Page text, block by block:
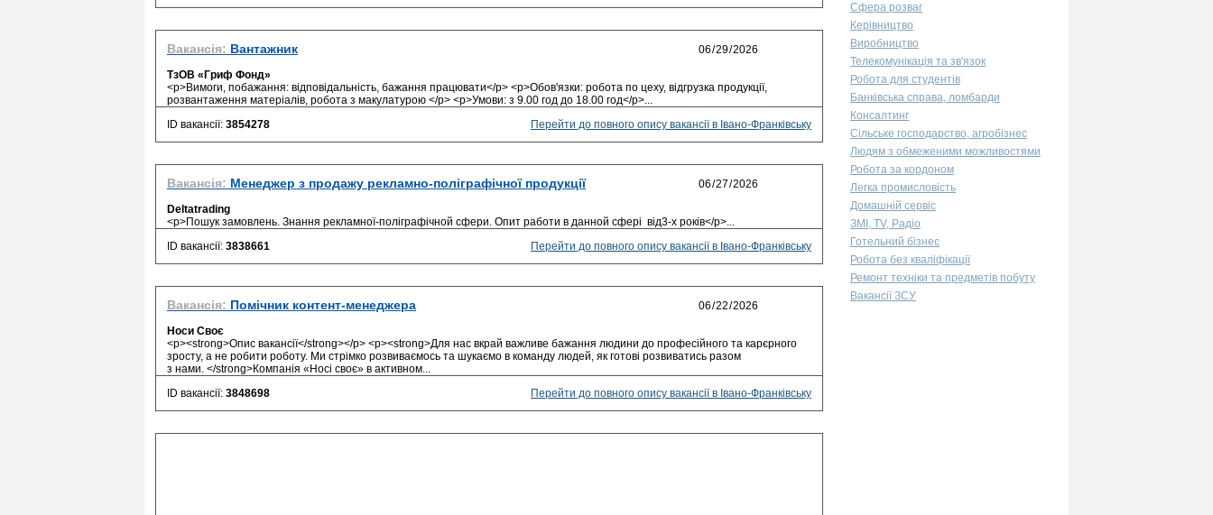
Вакансія: Вантажник
ТзОВ «Гриф Фонд»
<p>Вимоги, побажання: відповідальність, бажання працювати</p> <p>Обов'язки: робота по цеху, відгрузка продукції,
розвантаження матеріалів, робота з макулатурою </p> <p>Умови: з 9.00 год до 18.00 год</p>...
ID вакансії: 3854278 Перейти до повного опису вакансії в Івано-Франківську
Вакансія: Менеджер з продажу рекламно-поліграфічної продукції
Deltatrading
<p>Пошук замовлень. Знання рекламної-поліграфічной сфери. Опит работи в данной сфері від3-х років</p>...
ID вакансії: 3838661 Перейти до повного опису вакансії в Івано-Франківську
Вакансія: Помічник контент-менеджера
Носи Своє
<p><strong>Опис вакансії</strong></p> <p><strong>Для нас вкрай важливе бажання людини до професійного та карєрного
зросту, а не робити роботу. Ми стрімко розвиваємось та шукаємо в команду людей, як готові розвиватись разом
з нами. </strong>Компанія «Носі своє» в активном...
ID вакансії: 3848698 Перейти до повного опису вакансії в Івано-Франківську
Сфера розваг
Керівництво
Виробництво
Телекомунікація та зв'язок
Робота для студентів
Банківська справа, ломбарди
Консалтинг
Сільське господарство, агробізнес
Людям з обмеженими можливостями
Робота за кордоном
Легка промисловість
Домашній сервіс
ЗМІ, TV, Радіо
Готельний бізнес
Робота без кваліфікації
Ремонт техніки та предметів побуту
Вакансії ЗСУ